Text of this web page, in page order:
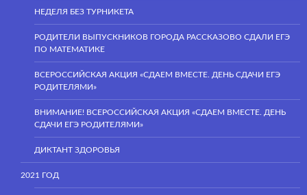
НЕДЕЛЯ БЕЗ ТУРНИКЕТА
РОДИТЕЛИ ВЫПУСКНИКОВ ГОРОДА РАССКАЗОВО СДАЛИ ЕГЭ
ПО МАТЕМАТИКЕ
ВСЕРОССИЙСКАЯ АКЦИЯ «СДАЕМ ВМЕСТЕ. ДЕНЬ СДАЧИ ЕГЭ
РОДИТЕЛЯМИ»
ВНИМАНИЕ! ВСЕРОССИЙСКАЯ АКЦИЯ «СДАЕМ ВМЕСТЕ. ДЕНЬ
СДАЧИ ЕГЭ РОДИТЕЛЯМИ»
ДИКТАНТ ЗДОРОВЬЯ
2021 ГОД